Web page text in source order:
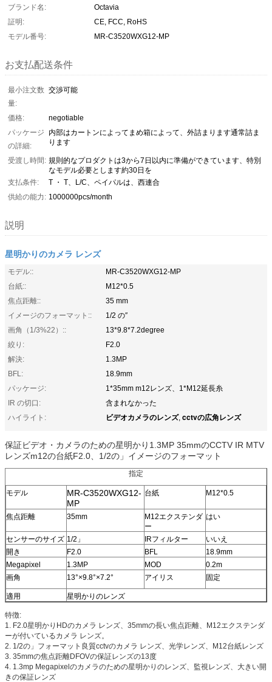
ブランド名:
Octavia
証明:
CE, FCC, RoHS
モデル番号:
MR-C3520WXG12-MP
お支払配送条件
最小注文数
量:
交渉可能
価格:
negotiable
パッケージ
の詳細:
内部はカートンによってまめ箱によって、外詰まります通常詰ま
ります
受渡し時間: 規則的なプロダクトは3から7日以内に準備ができています、特別
なモデル必要とします約30日を
支払条件:
T ・ T、L/C、ペイパルは、西連合
供給の能力: 1000000pcs/month
説明
星明かりのカメラ レンズ
モデル::
MR-C3520WXG12-MP
台紙::
M12*0.5
焦点距離::
35 mm
イメージのフォーマット::
1/2 の″
画角（1/3%22）::
13*9.8*7.2degree
絞り:
F2.0
解決:
1.3MP
BFL:
18.9mm
パッケージ:
1*35mm m12レンズ、1*M12延長糸
IR の切口:
含まれなかった
ハイライト:
ビデオカメラのレンズ, cctvの広角レンズ
保証ビデオ・カメラのための星明かり1.3MP 35mmのCCTV IR MTV
レンズm12の台紙F2.0、1/2の」イメージのフォーマット
指定
モデル
MR-C3520WXG12-
MP
台紙 M12*0.5
焦点距離 35mm
M12エクステンダ
ー
はい
センサーのサイズ 1/2」 IRフィルター
いいえ
開き
F2.0 BFL
18.9mm
Megapixel
1.3MP MOD
0.2m
画角
13°×9.8°×7.2° アイリス 固定
適用 星明かりのレンズ
特徴:
1. F2.0星明かりHDのカメラ レンズ、35mmの長い焦点距離、M12エクステンダ
ーが付いているカメラ レンズ。
2. 1/2の」フォーマット良質cctvのカメラ レンズ、光学レンズ、M12台紙レンズ
3. 35mmの焦点距離DFOVの保証レンズの13度
4. 1.3mp Megapixelのカメラのための星明かりのレンズ、監視レンズ、大きい開
きの保証レンズ